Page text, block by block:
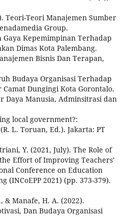
Teori-Teori Manajemen Sumber
Group.
Gaya Kepemimpinan Terhadap
Dimas Kota Palembang.
Bisnis Dan Terapan,
Budaya Organisasi Terhadap
Dungingi Kota Gorontalo.
Daya Manusia, Adminsitrasi dan
local government?:
L. Toruan, Ed.). Jakarta: PT
Y. (2021, July). The Role of
Effort of Improving Teachers’
Conference on Education
(INCoEPP 2021) (pp. 373-379).
& Manafe, H. A. (2022).
Dan Budaya Organisasi